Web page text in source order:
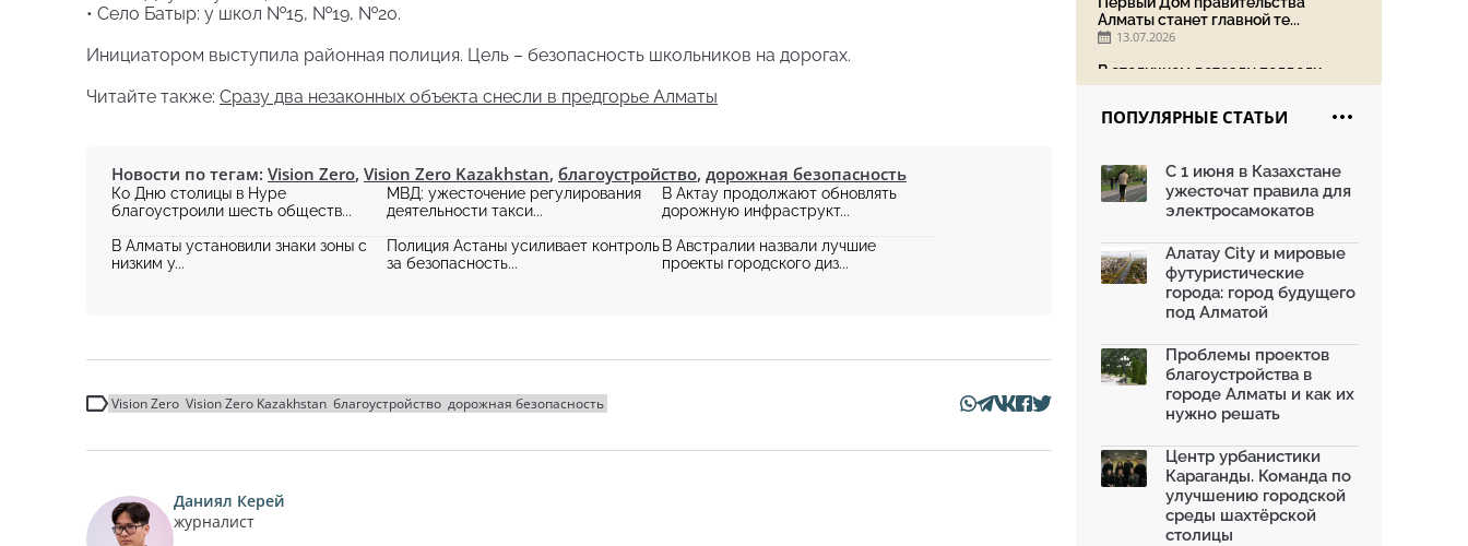
• Село Батыр: у школ №15, №19, №20.
Инициатором выступила районная полиция. Цель – безопасность школьников на дорогах.
Читайте также: Сразу два незаконных объекта снесли в предгорье Алматы
Новости по тегам: Vision Zero, Vision Zero Kazakhstan, благоустройство, дорожная безопасность
Ко Дню столицы в Нуре
благоустроили шесть обществ...
МВД: ужесточение регулирования
деятельности такси...
В Актау продолжают обновлять
дорожную инфраструкт...
В Алматы установили знаки зоны с
низким у...
Полиция Астаны усиливает контроль
за безопасность...
В Австралии назвали лучшие
проекты городского диз...
Vision Zero Vision Zero Kazakhstan благоустройство дорожная безопасность
Даниял Керей
журналист
Алматы станет главной те...
13.07.2026
В столичном детсаду подвели
итоги акции «Таза Қаз...
06.07.2026
Жара в городах: как застройка
03.07.2026
МЧС усилило мониторинг рек и
моренных озер после ...
02.07.2026
На общественных слушаниях
представили экологическ...
30.06.2026
На слушаниях по корректировке
30.06.2026
130-летняя Майская роща в
Таразе станет экопарком...
22.06.2026
ПОПУЛЯРНЫЕ СТАТЬИ
С 1 июня в Казахстане
ужесточат правила для
электросамокатов
Алатау City и мировые
футуристические
города: город будущего
под Алматой
Проблемы проектов
благоустройства в
городе Алматы и как их
нужно решать
Центр урбанистики
Караганды. Команда по
улучшению городской
среды шахтёрской
столицы